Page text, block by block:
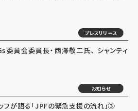
プレスリリース
委員会委員長・西澤敬二氏、 シャンティ
お知らせ
フが語る「JPFの緊急支援の流れ」③